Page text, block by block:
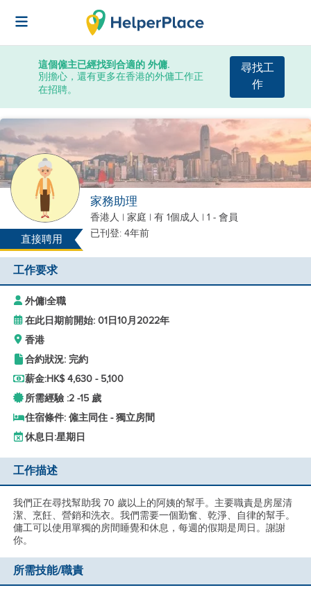
這個僱主已經找到合適的 外傭.
別擔心，還有更多在香港的外傭工作正
在招聘。
尋找工
作
直接聘用
家務助理
香港人 | 家庭 | 有 1個成人 | 1 - 會員
已刊登: 4年前
工作要求
外傭|全職
在此日期前開始: 01日10月2022年
香港
合約狀況: 完約
薪金:HK$ 4,630 - 5,100
所需經驗 :2 -15 歲
住宿條件: 僱主同住 - 獨立房間
休息日:星期日
工作描述
我們正在尋找幫助我 70 歲以上的阿姨的幫手。主要職責是房屋清
潔、烹飪、營銷和洗衣。我們需要一個勤奮、乾淨、自律的幫手。
傭工可以使用單獨的房間睡覺和休息，每週的假期是周日。謝謝
你。
所需技能/職責